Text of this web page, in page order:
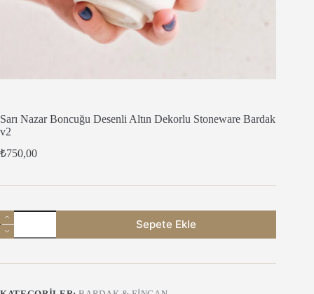
Sarı Nazar Boncuğu Desenli Altın Dekorlu Stoneware Bardak
v2
₺750,00
Sarı
Nazar
Boncuğu
Altın
Sepete Ekle